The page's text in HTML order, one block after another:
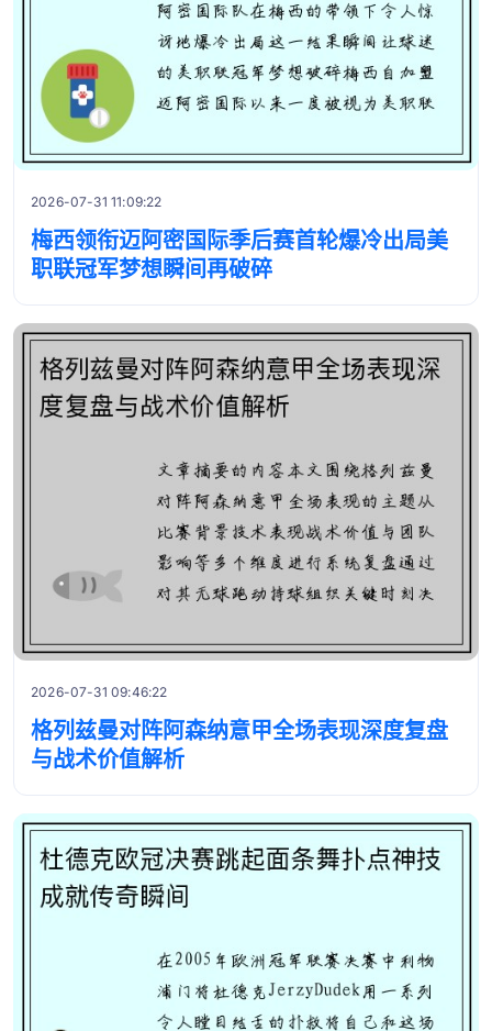
2026-07-31 11:09:22
梅西领衔迈阿密国际季后赛首轮爆冷出局美
职联冠军梦想瞬间再破碎
2026-07-31 09:46:22
格列兹曼对阵阿森纳意甲全场表现深度复盘
与战术价值解析